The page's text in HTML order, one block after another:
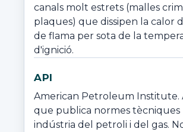
canals molt estrets (malles
plaques) que dissipen la calor
de flama per sota de la
d'ignició.
API
American Petroleum Institute.
que publica normes tècniques
indústria del petroli i del gas.